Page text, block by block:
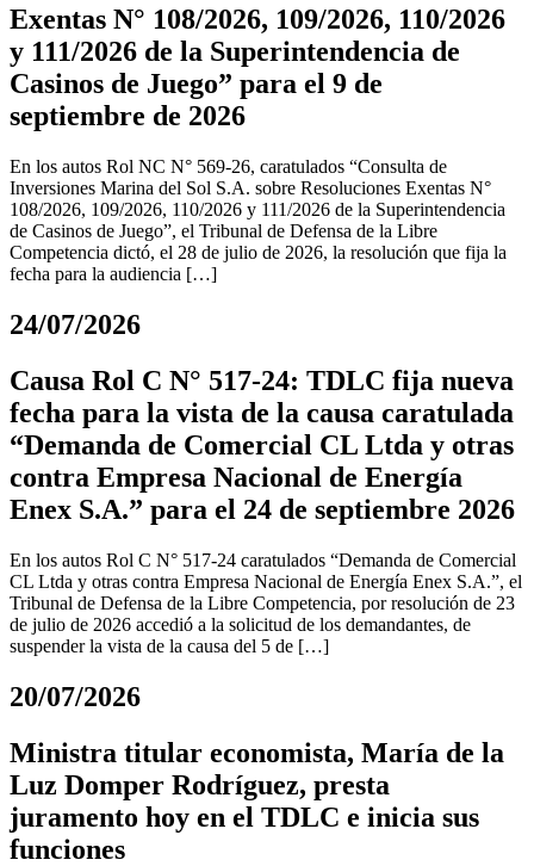
Exentas N° 108/2026, 109/2026, 110/2026
y 111/2026 de la Superintendencia de
Casinos de Juego” para el 9 de
septiembre de 2026
En los autos Rol NC N° 569-26, caratulados “Consulta de
Inversiones Marina del Sol S.A. sobre Resoluciones Exentas N°
108/2026, 109/2026, 110/2026 y 111/2026 de la Superintendencia
de Casinos de Juego”, el Tribunal de Defensa de la Libre
Competencia dictó, el 28 de julio de 2026, la resolución que fija la
fecha para la audiencia […]
24/07/2026
Causa Rol C N° 517-24: TDLC fija nueva
fecha para la vista de la causa caratulada
“Demanda de Comercial CL Ltda y otras
contra Empresa Nacional de Energía
Enex S.A.” para el 24 de septiembre 2026
En los autos Rol C N° 517-24 caratulados “Demanda de Comercial
CL Ltda y otras contra Empresa Nacional de Energía Enex S.A.”, el
Tribunal de Defensa de la Libre Competencia, por resolución de 23
de julio de 2026 accedió a la solicitud de los demandantes, de
suspender la vista de la causa del 5 de […]
20/07/2026
Ministra titular economista, María de la
Luz Domper Rodríguez, presta
juramento hoy en el TDLC e inicia sus
funciones